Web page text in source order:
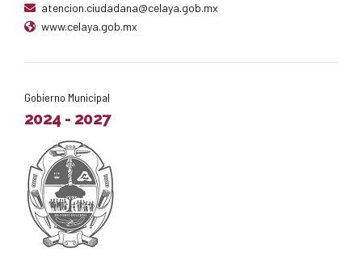
atencion.ciudadana@celaya.gob.mx
www.celaya.gob.mx
Gobierno Municipal
2024 - 2027